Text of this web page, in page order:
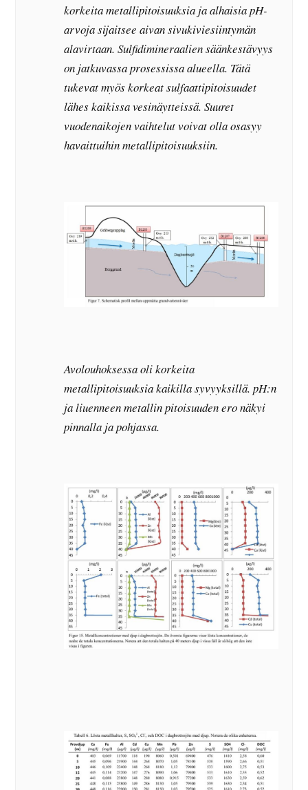
korkeita metallipitoisuuksia ja alhaisia pH-
arvoja sijaitsee aivan sivukiviesiintymän
alavirtaan. Sulfidimineraalien säänkestävyys
on jatkuvassa prosessissa alueella. Tätä
tukevat myös korkeat sulfaattipitoisuudet
lähes kaikissa vesinäytteissä. Suuret
vuodenaikojen vaihtelut voivat olla osasyy
havaittuihin metallipitoisuuksiin.
Avolouhoksessa oli korkeita
metallipitoisuuksia kaikilla syvyyksillä. pH:n
ja liuenneen metallin pitoisuuden ero näkyi
pinnalla ja pohjassa.